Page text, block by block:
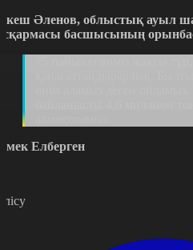
Әленов, облыстық ауыл
басшысының
Елберген